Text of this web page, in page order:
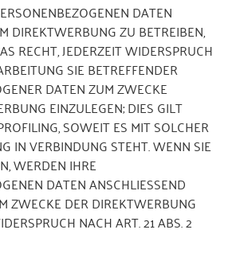
DATEN
DIREKTWERBUNG ZU BETREIBEN,
RECHT, JEDERZEIT WIDERSPRUCH
SIE BETREFFENDER
DATEN ZUM ZWECKE
EINZULEGEN; DIES GILT
SOWEIT ES MIT SOLCHER
IN VERBINDUNG STEHT. WENN SIE
WERDEN IHRE
DATEN ANSCHLIESSEND
ZWECKE DER DIREKTWERBUNG
NACH ART. 21 ABS. 2